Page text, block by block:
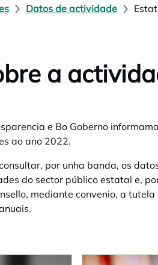
Datos de actividade
a
e Bo Goberno
ao ano 2022.
por unha banda, os
do sector público estatal e,
mediante convenio, a